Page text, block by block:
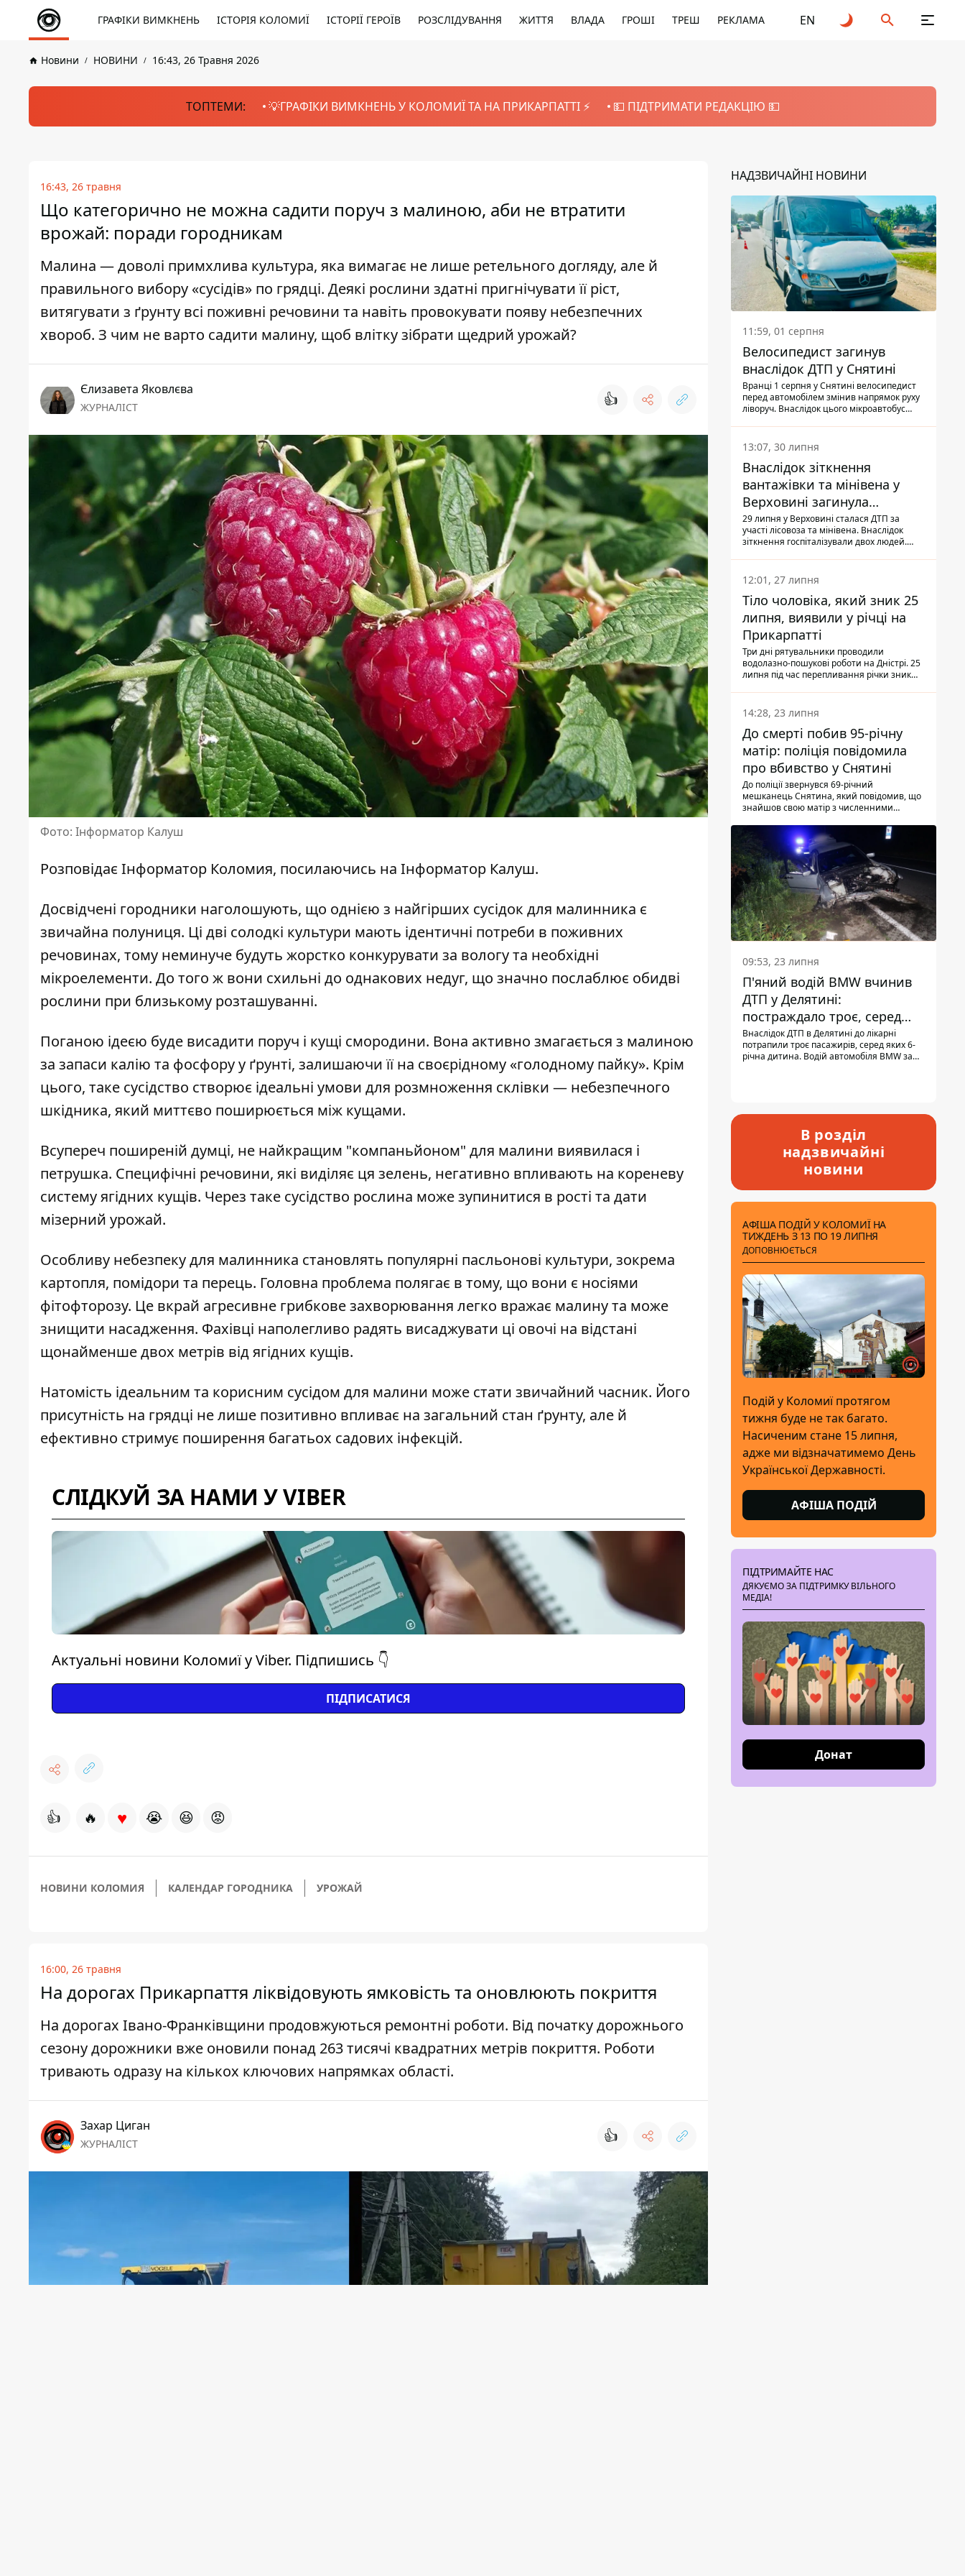
ГРАФІКИ ВИМКНЕНЬ ІСТОРІЯ КОЛОМИЇ ІСТОРІЇ ГЕРОЇВ РОЗСЛІДУВАННЯ ЖИТТЯ ВЛАДА ГРОШІ ТРЕШ РЕКЛАМА EN
Новини НОВИНИ 16:43, 26 Травня 2026
ТОПТЕМИ: 💡ГРАФІКИ ВИМКНЕНЬ У КОЛОМИЇ ТА НА ПРИКАРПАТТІ ⚡️ 💵 ПІДТРИМАТИ РЕДАКЦІЮ 💵
16:43, 26 травня
Що категорично не можна садити поруч з малиною, аби не втратити
врожай: поради городникам
Малина — доволі примхлива культура, яка вимагає не лише ретельного догляду, але й
правильного вибору «сусідів» по грядці. Деякі рослини здатні пригнічувати її ріст,
витягувати з ґрунту всі поживні речовини та навіть провокувати появу небезпечних
хвороб. З чим не варто садити малину, щоб влітку зібрати щедрий урожай?
Єлизавета Яковлєва
ЖУРНАЛІСТ 👍
Фото: Інформатор Калуш
Розповідає Інформатор Коломия, посилаючись на Інформатор Калуш.
Досвідчені городники наголошують, що однією з найгірших сусідок для малинника є
звичайна полуниця. Ці дві солодкі культури мають ідентичні потреби в поживних
речовинах, тому неминуче будуть жорстко конкурувати за вологу та необхідні
мікроелементи. До того ж вони схильні до однакових недуг, що значно послаблює обидві
рослини при близькому розташуванні.
Поганою ідеєю буде висадити поруч і кущі смородини. Вона активно змагається з малиною
за запаси калію та фосфору у ґрунті, залишаючи її на своєрідному «голодному пайку». Крім
цього, таке сусідство створює ідеальні умови для розмноження склівки — небезпечного
шкідника, який миттєво поширюється між кущами.
Всупереч поширеній думці, не найкращим "компаньйоном" для малини виявилася і
петрушка. Специфічні речовини, які виділяє ця зелень, негативно впливають на кореневу
систему ягідних кущів. Через таке сусідство рослина може зупинитися в рості та дати
мізерний урожай.
Особливу небезпеку для малинника становлять популярні пасльонові культури, зокрема
картопля, помідори та перець. Головна проблема полягає в тому, що вони є носіями
фітофторозу. Це вкрай агресивне грибкове захворювання легко вражає малину та може
знищити насадження. Фахівці наполегливо радять висаджувати ці овочі на відстані
щонайменше двох метрів від ягідних кущів.
Натомість ідеальним та корисним сусідом для малини може стати звичайний часник. Його
присутність на грядці не лише позитивно впливає на загальний стан ґрунту, але й
ефективно стримує поширення багатьох садових інфекцій.
СЛІДКУЙ ЗА НАМИ У VIBER
Актуальні новини Коломиї у Viber. Підпишись 👇
ПІДПИСАТИСЯ
👍 🔥 ♥ 😭 😆 😡
НОВИНИ КОЛОМИЯ КАЛЕНДАР ГОРОДНИКА УРОЖАЙ
16:00, 26 травня
На дорогах Прикарпаття ліквідовують ямковість та оновлюють покриття
На дорогах Івано-Франківщини продовжуються ремонтні роботи. Від початку дорожнього
сезону дорожники вже оновили понад 263 тисячі квадратних метрів покриття. Роботи
тривають одразу на кількох ключових напрямках області.
Захар Циган
ЖУРНАЛІСТ 👍
НАДЗВИЧАЙНІ НОВИНИ
11:59, 01 серпня
Велосипедист загинув
внаслідок ДТП у Снятині
Вранці 1 серпня у Снятині велосипедист
перед автомобілем змінив напрямок руху
ліворуч. Внаслідок цього мікроавтобус
13:07, 30 липня
Внаслідок зіткнення
вантажівки та мінівена у
Верховині загинула
пасажирка, водійка - у
лікарні
29 липня у Верховині сталася ДТП за
участі лісовоза та мінівена. Внаслідок
зіткнення госпіталізували двох людей.
Також травми отримала водійка
автомобіля.
12:01, 27 липня
Тіло чоловіка, який зник 25
липня, виявили у річці на
Прикарпатті
Три дні рятувальники проводили
водолазно-пошукові роботи на Дністрі. 25
липня під час перепливання річки зник
виявили тіло.
14:28, 23 липня
До смерті побив 95-річну
матір: поліція повідомила
про вбивство у Снятині
До поліції звернувся 69-річний
мешканець Снятина, який повідомив, що
знайшов свою матір з численними
з'ясували правоохоронці, ці травми жінці
наніс її син.
09:53, 23 липня
П'яний водій BMW вчинив
ДТП у Делятині:
постраждало троє, серед
них - дитина
Внаслідок ДТП в Делятині до лікарні
потрапили троє пасажирів, серед яких 6-
річна дитина. Водій автомобіля BMW за
В розділ
надзвичайні
новини
АФІША ПОДІЙ У КОЛОМИЇ НА
ТИЖДЕНЬ З 13 ПО 19 ЛИПНЯ
ДОПОВНЮЄТЬСЯ
Подій у Коломиї протягом
тижня буде не так багато.
Насиченим стане 15 липня,
адже ми відзначатимемо День
Української Державності.
АФІША ПОДІЙ
ПІДТРИМАЙТЕ НАС
ДЯКУЄМО ЗА ПІДТРИМКУ ВІЛЬНОГО
МЕДІА!
Донат